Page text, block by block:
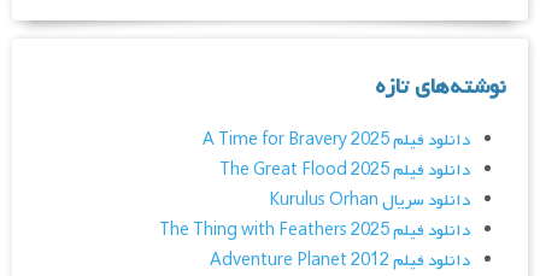
نوشته‌های تازه
دانلود فیلم A Time for Bravery 2025
دانلود فیلم The Great Flood 2025
دانلود سریال Kurulus Orhan
دانلود فیلم The Thing with Feathers 2025
دانلود فیلم Adventure Planet 2012